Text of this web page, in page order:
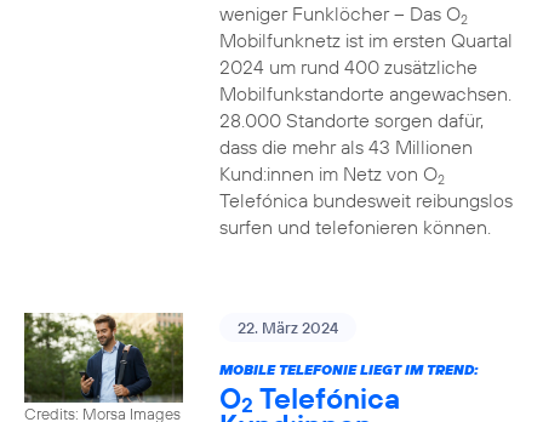
weniger Funklöcher – Das O2
Mobilfunknetz ist im ersten Quartal
2024 um rund 400 zusätzliche
Mobilfunkstandorte angewachsen.
28.000 Standorte sorgen dafür,
dass die mehr als 43 Millionen
Kund:innen im Netz von O2
Telefónica bundesweit reibungslos
surfen und telefonieren können.
Credits: Morsa Images
22. März 2024
MOBILE TELEFONIE LIEGT IM TREND:
O2 Telefónica